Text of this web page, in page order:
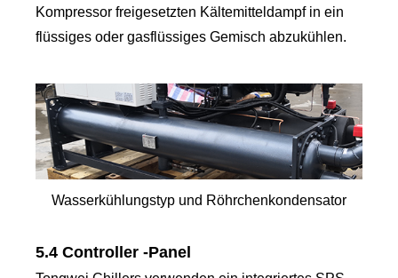
Kompressor freigesetzten Kältemitteldampf in ein
flüssiges oder gasflüssiges Gemisch abzukühlen.
Wasserkühlungstyp und Röhrchenkondensator
5.4 Controller -Panel